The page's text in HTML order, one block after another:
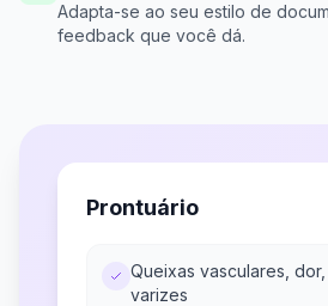
Adapta-se ao seu estilo de
feedback que você dá.
Prontuário
Queixas vasculares,
varizes